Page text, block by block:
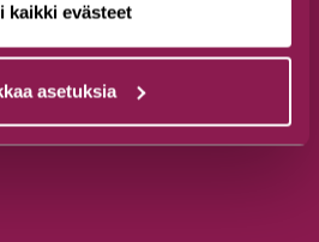
kaikki evästeet
asetuksia